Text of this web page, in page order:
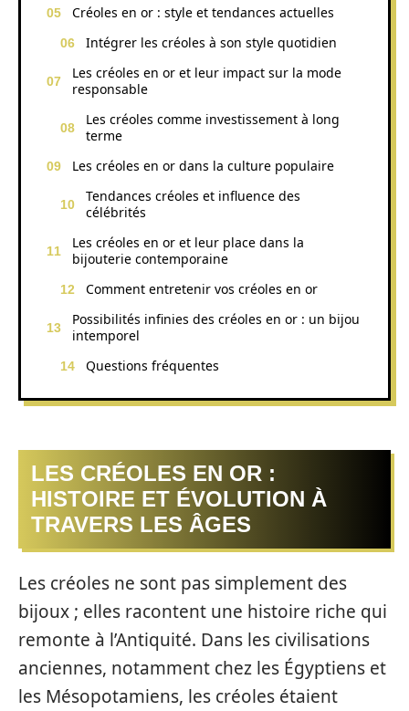
Créoles en or : style et tendances actuelles
Intégrer les créoles à son style quotidien
Les créoles en or et leur impact sur la mode
responsable
Les créoles comme investissement à long
terme
Les créoles en or dans la culture populaire
Tendances créoles et influence des
célébrités
Les créoles en or et leur place dans la
bijouterie contemporaine
Comment entretenir vos créoles en or
Possibilités infinies des créoles en or : un bijou
intemporel
Questions fréquentes
LES CRÉOLES EN OR :
HISTOIRE ET ÉVOLUTION À
TRAVERS LES ÂGES
Les créoles ne sont pas simplement des
bijoux ; elles racontent une histoire riche qui
remonte à l’Antiquité. Dans les civilisations
anciennes, notamment chez les Égyptiens et
les Mésopotamiens, les créoles étaient